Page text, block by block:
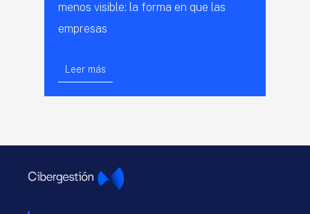
menos visible: la forma en que las
empresas
Leer más